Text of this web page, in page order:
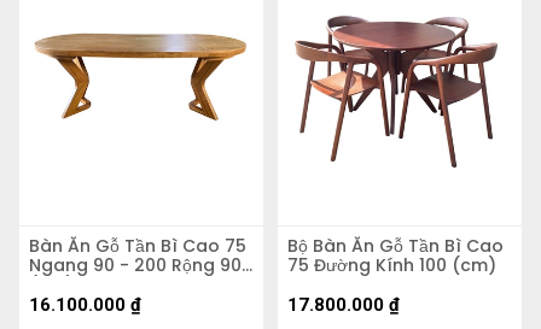
Bàn Ăn Gỗ Tần Bì Cao 75
Ngang 90 - 200 Rộng 90
(cm)
16.100.000 ₫
Bộ Bàn Ăn Gỗ Tần Bì Cao
75 Đường Kính 100 (cm)
17.800.000 ₫